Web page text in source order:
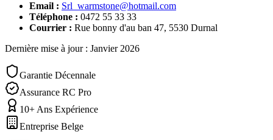
Email : Srl_warmstone@hotmail.com
Téléphone : 0472 55 33 33
Courrier : Rue bonny d'au ban 47, 5530 Durnal
Dernière mise à jour : Janvier 2026
Garantie Décennale
Assurance RC Pro
10+ Ans Expérience
Entreprise Belge